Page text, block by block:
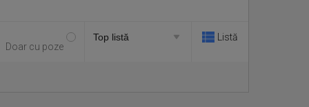
Doar cu poze
Listă